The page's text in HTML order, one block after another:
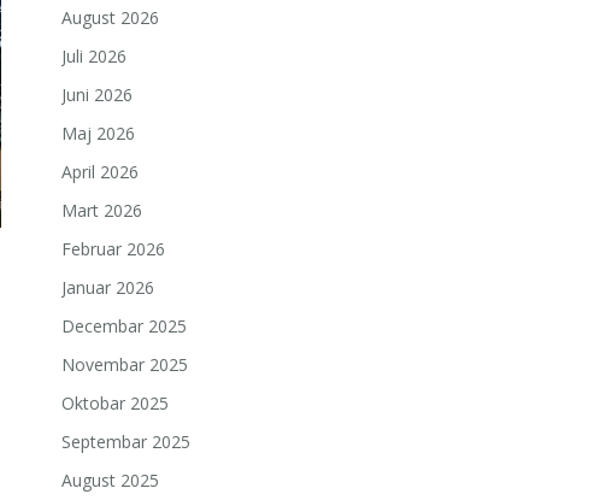
August 2026
Juli 2026
Juni 2026
Maj 2026
April 2026
Mart 2026
Februar 2026
Januar 2026
Decembar 2025
Novembar 2025
Oktobar 2025
Septembar 2025
August 2025